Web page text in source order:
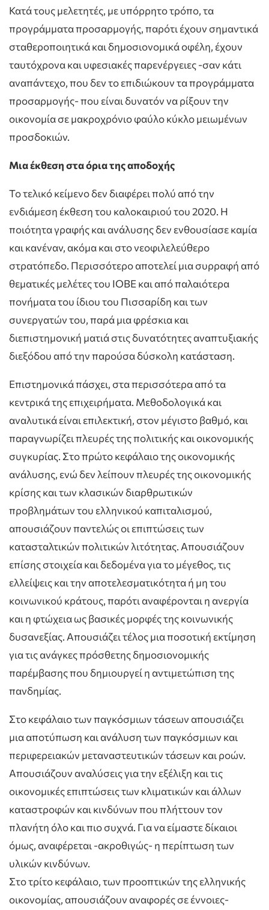
Κατά τους μελετητές, με υπόρρητο τρόπο, τα
προγράμματα προσαρμογής, παρότι έχουν σημαντικά
σταθεροποιητικά και δημοσιονομικά οφέλη, έχουν
ταυτόχρονα και υφεσιακές παρενέργειες -σαν κάτι
αναπάντεχο, που δεν το επιδιώκουν τα προγράμματα
προσαρμογής- που είναι δυνατόν να ρίξουν την
οικονομία σε μακροχρόνιο φαύλο κύκλο μειωμένων
προσδοκιών.
Μια έκθεση στα όρια της αποδοχής
Το τελικό κείμενο δεν διαφέρει πολύ από την
ενδιάμεση έκθεση του καλοκαιριού του 2020. Η
ποιότητα γραφής και ανάλυσης δεν ενθουσίασε καμία
και κανέναν, ακόμα και στο νεοφιλελεύθερο
στρατόπεδο. Περισσότερο αποτελεί μια συρραφή από
θεματικές μελέτες του ΙΟΒΕ και από παλαιότερα
πονήματα του ίδιου του Πισσαρίδη και των
συνεργατών του, παρά μια φρέσκια και
διεπιστημονική ματιά στις δυνατότητες αναπτυξιακής
διεξόδου από την παρούσα δύσκολη κατάσταση.
Επιστημονικά πάσχει, στα περισσότερα από τα
κεντρικά της επιχειρήματα. Μεθοδολογικά και
αναλυτικά είναι επιλεκτική, στον μέγιστο βαθμό, και
παραγνωρίζει πλευρές της πολιτικής και οικονομικής
συγκυρίας. Στο πρώτο κεφάλαιο της οικονομικής
ανάλυσης, ενώ δεν λείπουν πλευρές της οικονομικής
κρίσης και των κλασικών διαρθρωτικών
προβλημάτων του ελληνικού καπιταλισμού,
απουσιάζουν παντελώς οι επιπτώσεις των
κατασταλτικών πολιτικών λιτότητας. Απουσιάζουν
επίσης στοιχεία και δεδομένα για το μέγεθος, τις
ελλείψεις και την αποτελεσματικότητα ή μη του
κοινωνικού κράτους, παρότι αναφέρονται η ανεργία
και η φτώχεια ως βασικές μορφές της κοινωνικής
δυσανεξίας. Απουσιάζει τέλος μια ποσοτική εκτίμηση
για τις ανάγκες πρόσθετης δημοσιονομικής
παρέμβασης που δημιουργεί η αντιμετώπιση της
πανδημίας.
Στο κεφάλαιο των παγκόσμιων τάσεων απουσιάζει
μια αποτύπωση και ανάλυση των παγκόσμιων και
περιφερειακών μεταναστευτικών τάσεων και ροών.
Απουσιάζουν αναλύσεις για την εξέλιξη και τις
οικονομικές επιπτώσεις των κλιματικών και άλλων
καταστροφών και κινδύνων που πλήττουν τον
πλανήτη όλο και πιο συχνά. Για να είμαστε δίκαιοι
όμως, αναφέρεται -ακροθιγώς- η περίπτωση των
υλικών κινδύνων.
Στο τρίτο κεφάλαιο, των προοπτικών της ελληνικής
οικονομίας, απουσιάζουν αναφορές σε έννοιες-